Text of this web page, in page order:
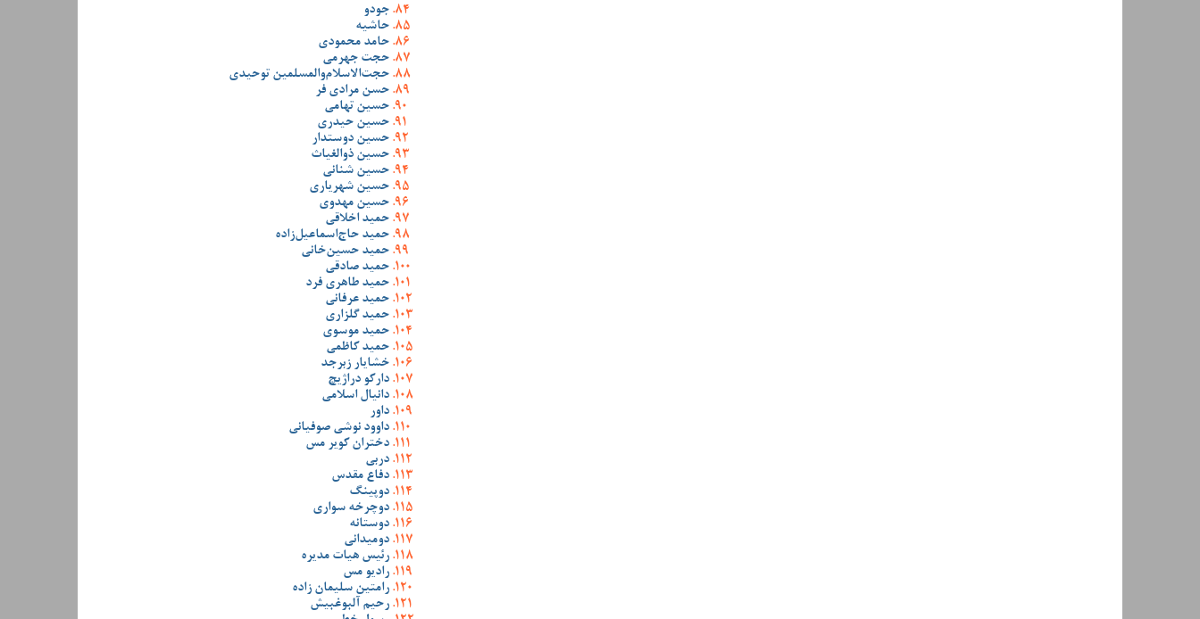
جودو
حاشیه
حامد محمودی
حجت جهرمی
حجت‌الاسلام‌والمسلمین توحیدی
حسن مرادی فر
حسین تهامی
حسین حیدری
حسین دوستدار
حسین ذوالغیاث
حسین شنانی
حسین شهریاری
حسین مهدوی
حمید اخلاقی
حمید حاج‌اسماعیل‌زاده
حمید حسین‌خانی
حمید صادقی
حمید طاهری فرد
حمید عرفانی
حمید گلزاری
حمید موسوی
حمید کاظمی
خشایار زبرجد
دارکو دراژیچ
دانیال اسلامی
داور
داوود نوشی صوفیانی
دختران کویر مس
دربی
دفاع مقدس
دوپینگ
دوچرخه سواری
دوستانه
دومیدانی
رئیس هیات مدیره
رادیو مس
رامتین سلیمان زاده
رحیم آلبوغبیش